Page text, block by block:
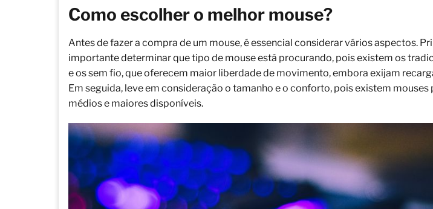
Como escolher o melhor mouse?
Antes de fazer a compra de um mouse, é essencial considerar vários aspectos.
importante determinar que tipo de mouse está procurando, pois existem os
e os sem fio, que oferecem maior liberdade de movimento, embora exijam
Em seguida, leve em consideração o tamanho e o conforto, pois existem mouses
médios e maiores disponíveis.